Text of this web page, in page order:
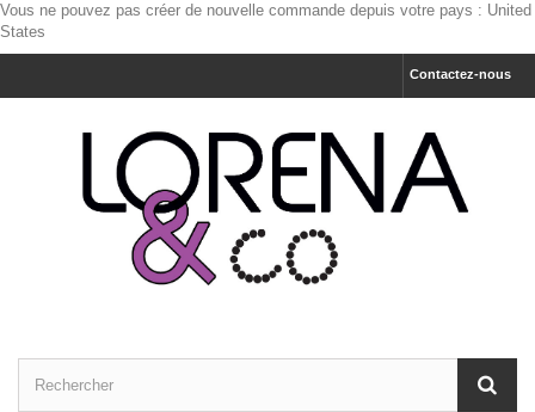
Vous ne pouvez pas créer de nouvelle commande depuis votre pays : United
States
Contactez-nous